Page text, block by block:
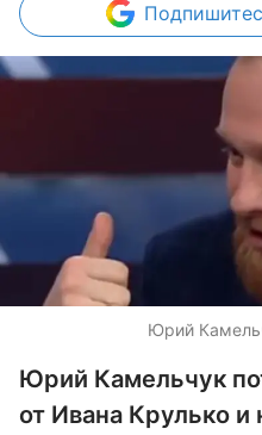
Юрий
Юрий Камельчук
от Ивана Крулько